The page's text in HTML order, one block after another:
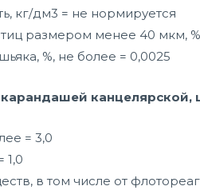
кг/дм3 = не нормируется
размером менее 40 мкм,
%, не более = 0,0025
карандашей канцелярской,
= 3,0
1,0
в том числе от